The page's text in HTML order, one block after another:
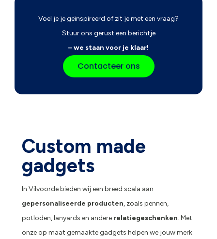
Voel je je geïnspireerd of zit je met een vraag?
Stuur ons gerust een berichtje
– we staan voor je klaar!
Contacteer ons
Custom made
gadgets
In Vilvoorde bieden wij een breed scala aan
gepersonaliseerde producten, zoals pennen,
potloden, lanyards en andere relatiegeschenken. Met
onze op maat gemaakte gadgets helpen we jouw merk